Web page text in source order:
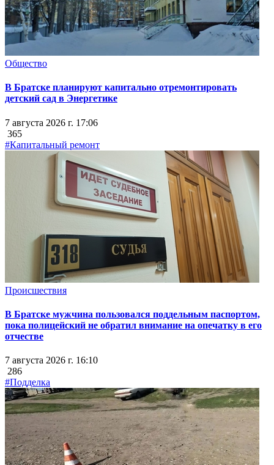
Общество
В Братске планируют капитально отремонтировать
детский сад в Энергетике
7 августа 2026 г. 17:06
365
#Капитальный ремонт
Происшествия
В Братске мужчина пользовался поддельным паспортом,
пока полицейский не обратил внимание на опечатку в его
отчестве
7 августа 2026 г. 16:10
286
#Подделка